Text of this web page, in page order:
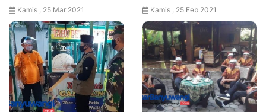
Kamis , 25 Mar 2021 Kamis , 25 Feb 2021